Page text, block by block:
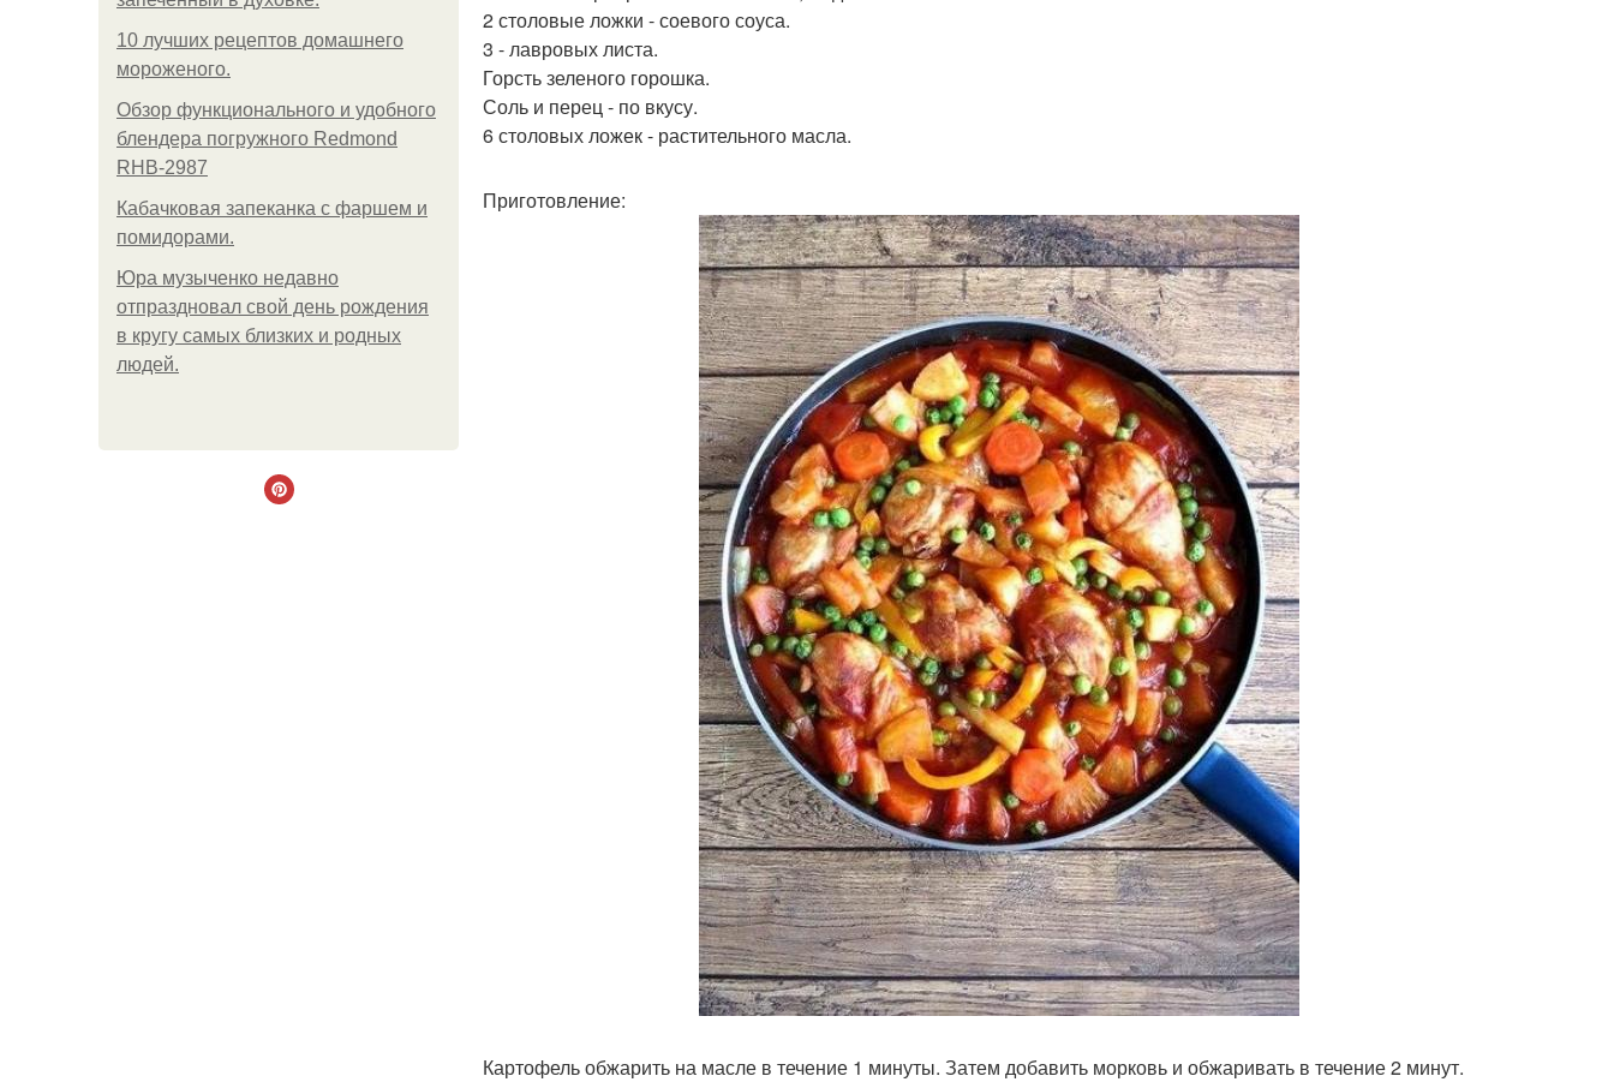
10 лучших рецептов домашнего
мороженого.
Обзор функционального и удобного
блендера погружного Redmond
RHB-2987
Кабачковая запеканка с фаршем и
помидорами.
Юра музыченко недавно
отпраздновал свой день рождения
в кругу самых близких и родных
людей.
2 столовые ложки - соевого соуса.
3 - лавровых листа.
Горсть зеленого горошка.
Соль и перец - по вкусу.
6 столовых ложек - растительного масла.
Приготовление:
Картофель обжарить на масле в течение 1 минуты. Затем добавить морковь и обжаривать в течение 2 минут.